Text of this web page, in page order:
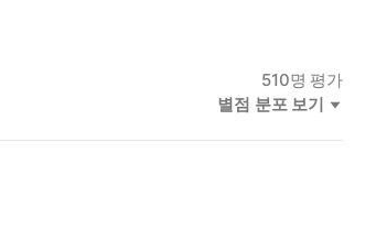
510명 평가
별점 분포 보기